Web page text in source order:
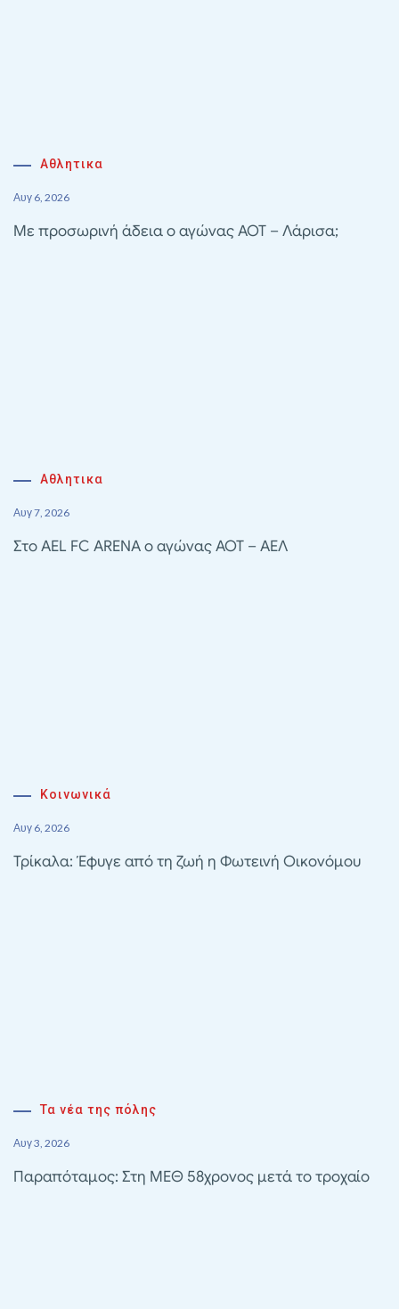
Αθλητικα
Αυγ 6, 2026
Με προσωρινή άδεια ο αγώνας ΑΟΤ – Λάρισα;
Αθλητικα
Αυγ 7, 2026
Στο AEL FC ARENA ο αγώνας ΑΟΤ – ΑΕΛ
Κοινωνικά
Αυγ 6, 2026
Τρίκαλα: Έφυγε από τη ζωή η Φωτεινή Οικονόμου
Τα νέα της πόλης
Αυγ 3, 2026
Παραπόταμος: Στη ΜΕΘ 58χρονος μετά το τροχαίο